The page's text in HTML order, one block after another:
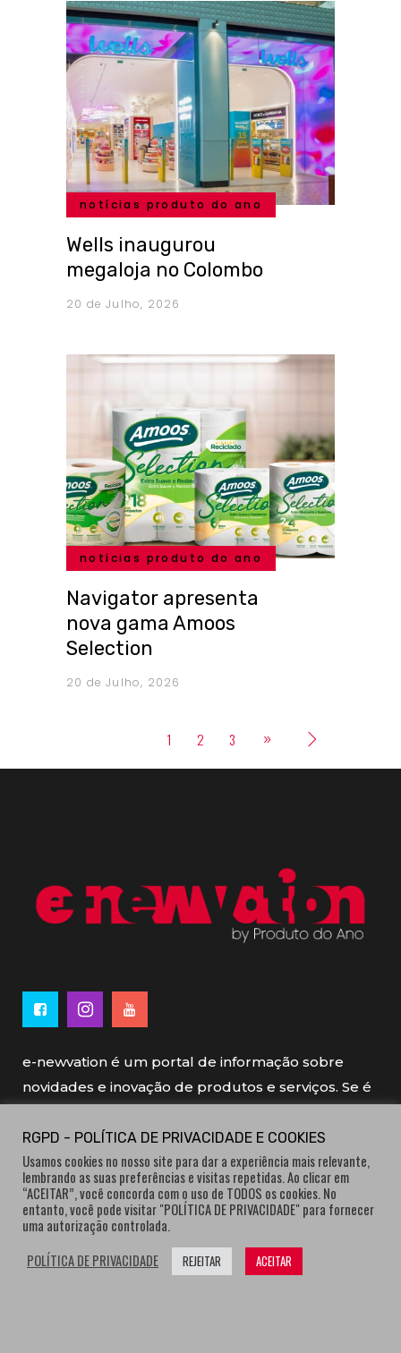
notícias produto do ano
Wells inaugurou
megaloja no Colombo
20 de Julho, 2026
notícias produto do ano
Navigator apresenta
nova gama Amoos
Selection
20 de Julho, 2026
1 2 3
e-newvation é um portal de informação sobre
novidades e inovação de produtos e serviços. Se é
e-newvation tem o patrocínio do “Produto do
Ano”, o prémio de inovação atribuído por
consumidores.
RGPD - POLÍTICA DE PRIVACIDADE E COOKIES
Usamos cookies no nosso site para dar a experiência mais relevante,
lembrando as suas preferências e visitas repetidas. Ao clicar em
“ACEITAR”, você concorda com o uso de TODOS os cookies. No
entanto, você pode visitar "POLÍTICA DE PRIVACIDADE" para fornecer
uma autorização controlada.
POLÍTICA DE PRIVACIDADE
REJEITAR ACEITAR